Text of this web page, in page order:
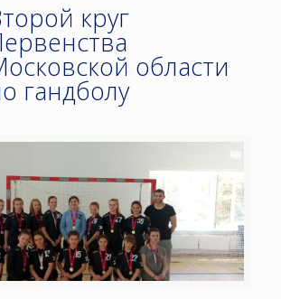
круг
области
гандболу